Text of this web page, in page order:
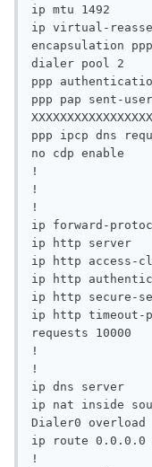
ip mtu 1492
ip virtual-
encapsulation ppp
dialer pool 2
ppp
ppp pap sent-
XXXXXXXXXXXXXXXXX
ppp ipcp dns
no cdp enable
!
!
!
ip forward-
ip http server
ip http access-
ip http
ip http secure-
ip http timeout-
requests 10000
!
!
ip dns server
ip nat inside
Dialer0 overload
ip route 0.0.0.0
!